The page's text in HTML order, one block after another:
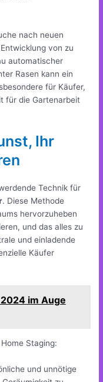
nach neuen
von zu
automatischer
Rasen kann ein
für Käufer,
für die Gartenarbeit
Ihr
Technik für
. Diese Methode
hervorzuheben
und das alles zu
und einladende
Käufer
im Auge
Staging:
und unnötige